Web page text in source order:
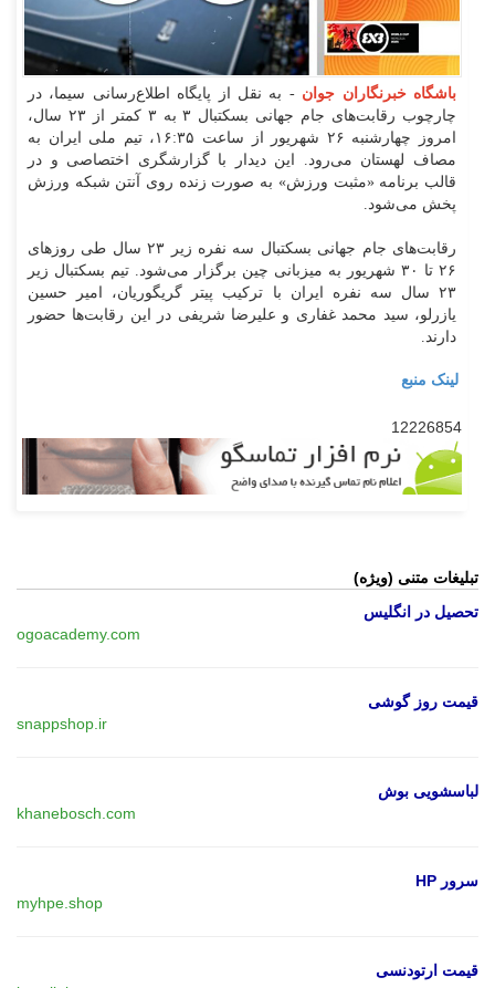
باشگاه خبرنگاران جوان - به نقل از پایگاه اطلاع‌رسانی سیما، در
چارچوب رقابت‌های جام جهانی بسکتبال ۳ به ۳ کمتر از ۲۳ سال،
امروز چهارشنبه ۲۶ شهریور از ساعت ۱۶:۳۵، تیم ملی ایران به
مصاف لهستان می‌رود. این دیدار با گزارشگری اختصاصی و در
قالب برنامه «مثبت ورزش» به صورت زنده روی آنتن شبکه ورزش
پخش می‌شود.
رقابت‌های جام جهانی بسکتبال سه نفره زیر ۲۳ سال طی روز‌های
۲۶ تا ۳۰ شهریور به میزبانی چین برگزار می‌شود. تیم بسکتبال زیر
۲۳ سال سه نفره ایران با ترکیب پیتر گریگوریان، امیر حسین
یازرلو، سید محمد غفاری و علیرضا شریفی در این رقابت‌ها حضور
دارند.
لینک منبع
12226854
تبلیغات متنی (ویژه)
تحصیل در انگلیس
ogoacademy.com
قیمت روز گوشی
snappshop.ir
لباسشویی بوش
khanebosch.com
سرور HP
myhpe.shop
قیمت ارتودنسی